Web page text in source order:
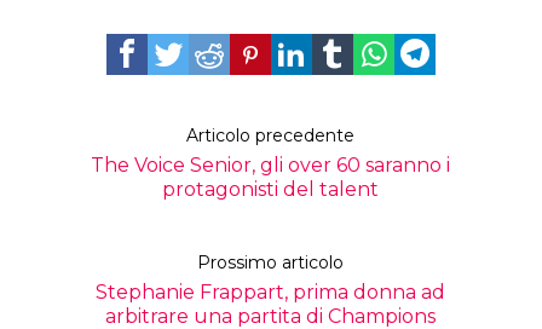
Articolo precedente
The Voice Senior, gli over 60 saranno i
protagonisti del talent
Prossimo articolo
Stephanie Frappart, prima donna ad
arbitrare una partita di Champions